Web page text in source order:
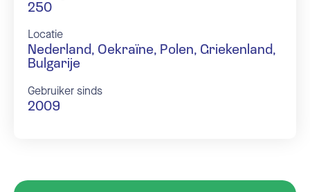
250
Locatie
Nederland, Oekraïne, Polen, Griekenland,
Bulgarije
Gebruiker sinds
2009